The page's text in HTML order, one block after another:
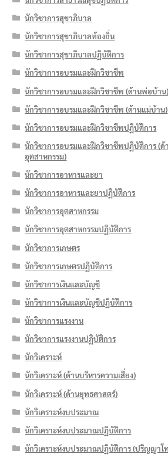
นักวิชาการสุขาภิบาล
นักวิชาการสุขาภิบาลท้องถิ่น
นักวิชาการสุขาภิบาลปฏิบัติการ
นักวิชาการอบรมและฝึกวิชาชีพ
นักวิชาการอบรมและฝึกวิชาชีพ (ด้านพ่อบ้าน)
นักวิชาการอบรมและฝึกวิชาชีพ (ด้านแม่บ้าน)
นักวิชาการอบรมและฝึกวิชาชีพปฏิบัติการ
นักวิชาการอบรมและฝึกวิชาชีพปฏิบัติการ (ด้
อุตสาหกรรม)
นักวิชาการอาหารและยา
นักวิชาการอาหารและยาปฏิบัติการ
นักวิชาการอุตสาหกรรม
นักวิชาการอุตสาหกรรมปฏิบัติการ
นักวิชาการเกษตร
นักวิชาการเกษตรปฏิบัติการ
นักวิชาการเงินและบัญชี
นักวิชาการเงินและบัญชีปฏิบัติการ
นักวิชาการแรงงาน
นักวิชาการแรงงานปฏิบัติการ
นักวิเคราะห์
นักวิเคราะห์ (ด้านบริหารความเสี่ยง)
นักวิเคราะห์ (ด้านยุทธศาสตร์)
นักวิเคราะห์งบประมาณ
นักวิเคราะห์งบประมาณปฏิบัติการ
นักวิเคราะห์งบประมาณปฏิบัติการ (ปริญญาโ